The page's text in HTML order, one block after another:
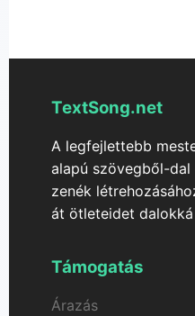
TextSong.net
A legfejlettebb
alapú szövegből-
zenék
át ötleteidet
Támogatás
Árazás